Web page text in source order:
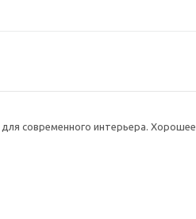
современного интерьера. Хорошее